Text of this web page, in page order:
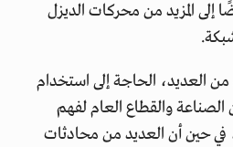
إلى المزيد من محركات الديزل
العديد، الحاجة إلى استخدام
الصناعة والقطاع العام لفهم
في حين أن العديد من محادثات